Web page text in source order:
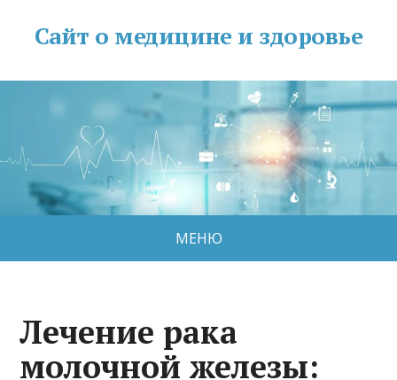
Сайт о медицине и здоровье
МЕНЮ
Лечение рака
молочной железы: